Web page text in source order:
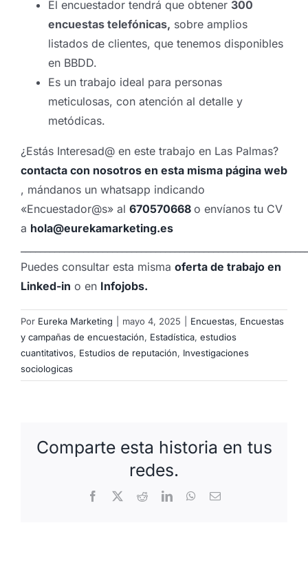
El encuestador tendrá que obtener 300
encuestas telefónicas, sobre amplios
listados de clientes, que tenemos disponibles
en BBDD.
Es un trabajo ideal para personas
meticulosas, con atención al detalle y
metódicas.
¿Estás Interesad@ en este trabajo en Las Palmas?
contacta con nosotros en esta misma página web
, mándanos un whatsapp indicando
«Encuestador@s» al 670570668 o envíanos tu CV
a hola@eurekamarketing.es
Puedes consultar esta misma oferta de trabajo en
Linked-in o en Infojobs.
Por Eureka Marketing mayo 4, 2025 Encuestas, Encuestas
y campañas de encuestación, Estadística, estudios
cuantitativos, Estudios de reputación, Investigaciones
sociologicas
Comparte esta historia en tus
redes.
Facebook RedditLinkedInWhatsApp
Correo